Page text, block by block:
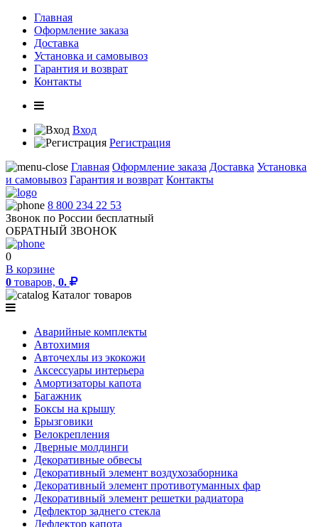
Главная
Оформление заказа
Доставка
Установка и самовывоз
Гарантия и возврат
Контакты
Вход
Регистрация
Главная Оформление заказа Доставка Установка
и самовывоз Гарантия и возврат Контакты
8 800 234 22 53
Звонок по России бесплатный
ОБРАТНЫЙ ЗВОНОК
0
В корзине
0 товаров, 0.
Каталог товаров
Аварийные комплекты
Автохимия
Авточехлы из экокожи
Аксессуары интерьера
Амортизаторы капота
Багажник
Боксы на крышу
Брызговики
Велокрепления
Дверные молдинги
Декоративные обвесы
Декоративный элемент воздухозаборника
Декоративный элемент противотуманных фар
Декоративный элемент решетки радиатора
Дефлектор заднего стекла
Дефлектор капота